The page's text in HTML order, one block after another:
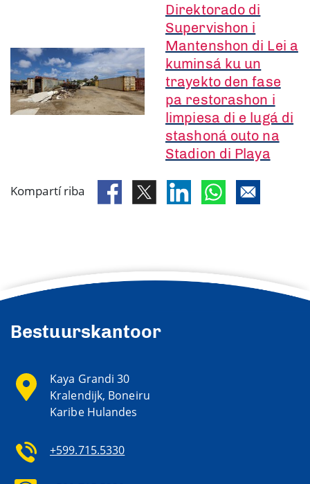
Direktorado di
Supervishon i
Mantenshon di Lei a
kuminsá ku un
trayekto den fase
pa restorashon i
limpiesa di e lugá di
stashoná outo na
Stadion di Playa
Kompartí riba
Bestuurskantoor
Kaya Grandi 30
Kralendijk, Boneiru
Karibe Hulandes
+599.715.5330